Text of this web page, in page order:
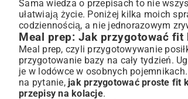
Sama wiedza o przepisach to nie
ułatwiają życie. Poniżej kilka moich
codziennością, a nie jednorazowym
Meal prep: Jak przygotować fit
Meal prep, czyli przygotowywanie
przygotowanie bazy na cały tydzień.
je w lodówce w osobnych
na pytanie, jak przygotować proste fit
przepisy na kolacje.